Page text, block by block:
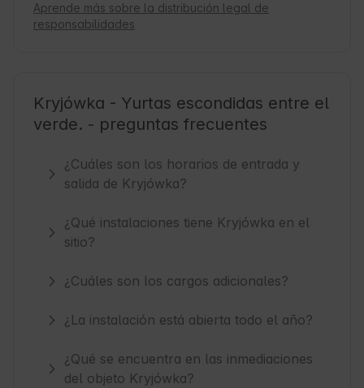
Aprende más sobre la distribución legal de
responsabilidades
Kryjówka - Yurtas escondidas entre el
verde. - preguntas frecuentes
¿Cuáles son los horarios de entrada y
salida de Kryjówka?
¿Qué instalaciones tiene Kryjówka en el
sitio?
¿Cuáles son los cargos adicionales?
¿La instalación está abierta todo el año?
¿Qué se encuentra en las inmediaciones
del objeto Kryjówka?